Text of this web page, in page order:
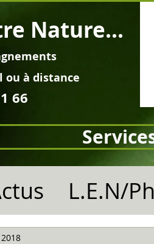
ou à distance
66
Nature...
L.E.N/